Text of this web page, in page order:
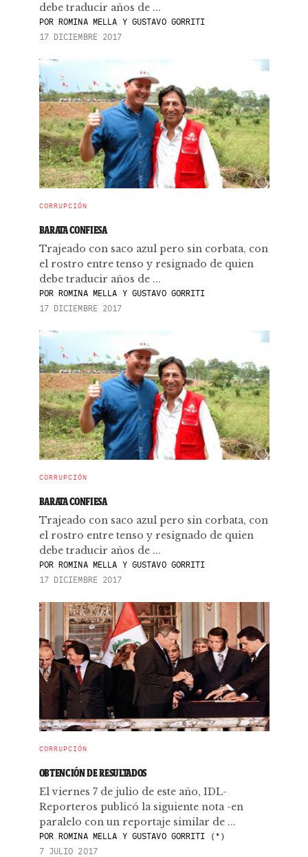
debe traducir años de ...
PORROMINA MELLA Y GUSTAVO GORRITI
17 DICIEMBRE 2017
CORRUPCIÓN
BARATA CONFIESA
Trajeado con saco azul pero sin corbata, con
el rostro entre tenso y resignado de quien
debe traducir años de ...
PORROMINA MELLA Y GUSTAVO GORRITI
17 DICIEMBRE 2017
CORRUPCIÓN
BARATA CONFIESA
Trajeado con saco azul pero sin corbata, con
el rostro entre tenso y resignado de quien
debe traducir años de ...
PORROMINA MELLA Y GUSTAVO GORRITI
17 DICIEMBRE 2017
CORRUPCIÓN
OBTENCIÓN DE RESULTADOS
El viernes 7 de julio de este año, IDL-
Reporteros publicó la siguiente nota -en
paralelo con un reportaje similar de ...
PORROMINA MELLA Y GUSTAVO GORRITI (*)
7 JULIO 2017